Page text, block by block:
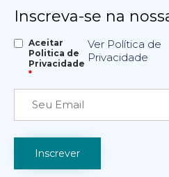
Inscreva-se na
Aceitar
Politica de
Privacidade
*
Ver Política de
Privacidade